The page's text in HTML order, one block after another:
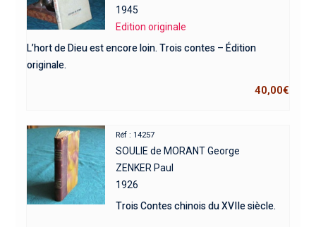
1945
Edition originale
L’hort de Dieu est encore loin. Trois contes – Édition
originale.
40,00€
Réf : 14257
SOULIE de MORANT George
ZENKER Paul
1926
Trois Contes chinois du XVIIe siècle.